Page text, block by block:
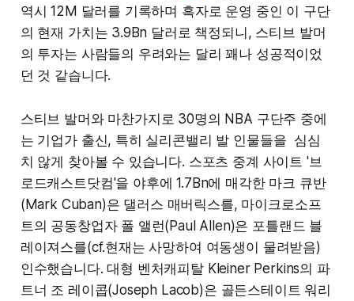
역시 12M 달러를 기록하며 흑자로 운영 중인 이 구단
의 현재 가치는 3.9Bn 달러로 책정되니, 스티브 발머
의 투자는 사람들의 우려와는 달리 꽤나 성공적이었
던 것 같습니다.
스티브 발머와 마찬가지로 30명의 NBA 구단주 중에
는 기업가 출신, 특히 실리콘밸리 발 인물들을 심심
치 않게 찾아볼 수 있습니다. 스포츠 중계 사이트 '브
로드캐스트닷컴'을 야후에 1.7Bn에 매각한 마크 큐반
(Mark Cuban)은 댈러스 매버릭스를, 마이크로소프
트의 공동창업자 폴 앨런(Paul Allen)은 포틀랜드 블
레이져스를(cf.현재는 사망하여 여동생이 물려받음)
인수했습니다. 대형 벤처캐피탈 Kleiner Perkins의 파
트너 조 레이콥(Joseph Lacob)은 골든스테이트 워리